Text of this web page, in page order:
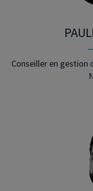
Conseiller en gestion